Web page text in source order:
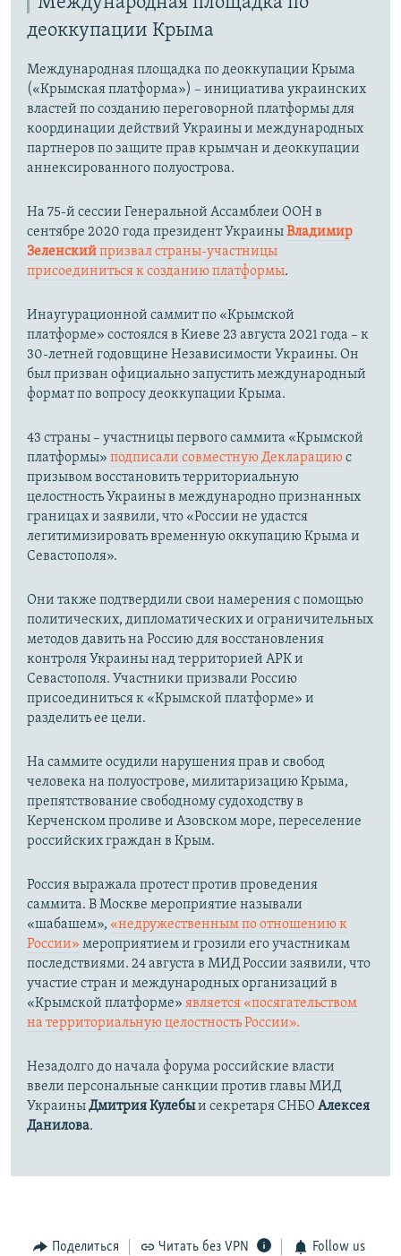
деоккупации Крыма
Международная площадка по деоккупации Крыма
(«Крымская платформа») – инициатива украинских
властей по созданию переговорной платформы для
координации действий Украины и международных
партнеров по защите прав крымчан и деоккупации
аннексированного полуострова.
На 75-й сессии Генеральной Ассамблеи ООН в
сентябре 2020 года президент УкраиныВладимир
Зеленскийпризвал страны-участницы
присоединиться к созданию платформы.
Инаугурационной саммит по «Крымской
платформе» состоялся в Киеве 23 августа 2021 года – к
30-летней годовщине Независимости Украины. Он
был призван официально запустить международный
формат по вопросу деоккупации Крыма.
43 страны – участницы первого саммита «Крымской
платформы» подписали совместную Декларациюс
призывом восстановить территориальную
целостность Украины в международно признанных
границах и заявили, что «России не удастся
легитимизировать временную оккупацию Крыма и
Севастополя».
Они также подтвердили свои намерения с помощью
политических, дипломатических и ограничительных
методов давить на Россию для восстановления
контроля Украины над территорией АРК и
Севастополя. Участники призвали Россию
присоединиться к «Крымской платформе» и
разделить ее цели.
На саммите осудили нарушения прав и свобод
человека на полуострове, милитаризацию Крыма,
препятствование свободному судоходству в
Керченском проливе и Азовском море, переселение
российских граждан в Крым.
Россия выражала протест против проведения
саммита. В Москве мероприятие называли
«шабашем», «недружественным по отношению к
России» мероприятием и грозили его участникам
последствиями. 24 августа в МИД России заявили, что
участие стран и международных организаций в
«Крымской платформе» является «посягательством
на территориальную целостность России».
Незадолго до начала форума российские власти
ввели персональные санкции против главы МИД
УкраиныДмитрия Кулебыи секретаря СНБО Алексея
Данилова.
Поделиться Читать без VPN Follow us